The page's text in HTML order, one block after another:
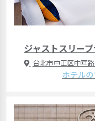
ジャストスリー
台北市中正区中華
ホテル